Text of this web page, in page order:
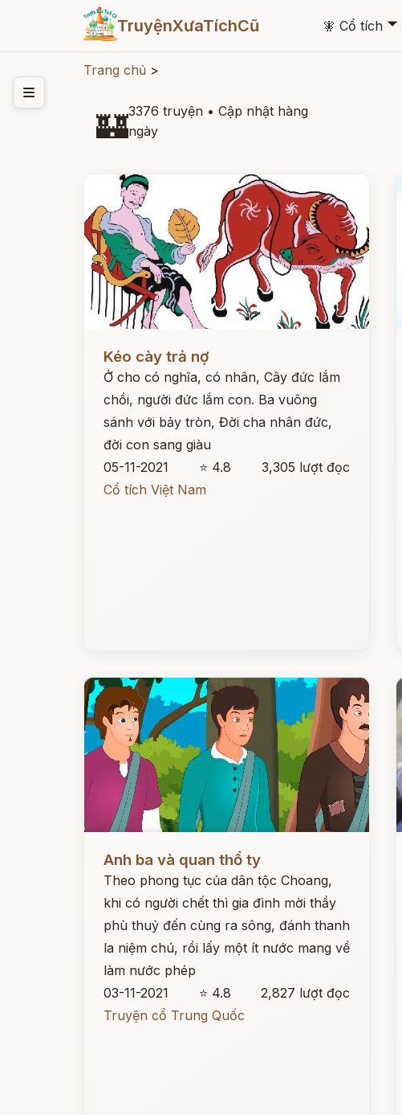
TruyệnXưaTíchCũ 🧚 Cổ tích 🞃
Trang chủ >
🏰3376 truyện • Cập nhật hàng
ngày
Kéo cày trả nợ
Ở cho có nghĩa, có nhân, Cây đức lắm
chồi, người đức lắm con. Ba vuông
sánh với bảy tròn, Đời cha nhân đức,
đời con sang giàu
05-11-2021
⭐ 4.8
3,305 lượt đọc
Cổ tích Việt Nam
Anh ba và quan thổ ty
Theo phong tục của dân tộc Choang,
khi có người chết thì gia đình mời thầy
phù thuỷ đến cùng ra sông, đánh thanh
la niệm chú, rồi lấy một ít nước mang về
làm nước phép
03-11-2021
⭐ 4.8
2,827 lượt đọc
Truyện cổ Trung Quốc